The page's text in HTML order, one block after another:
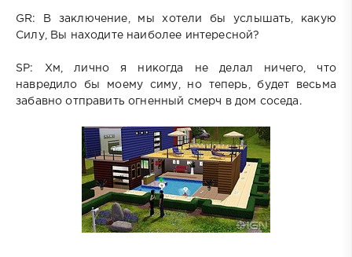
GR: В заключение, мы хотели бы услышать, какую
Силу, Вы находите наиболее интересной?
SP: Хм, лично я никогда не делал ничего, что
навредило бы моему симу, но теперь, будет весьма
забавно отправить огненный смерч в дом соседа.